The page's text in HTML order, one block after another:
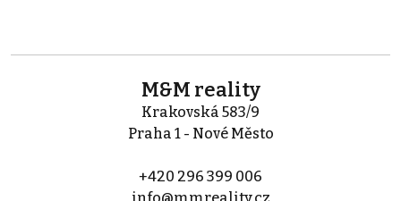
M&M reality
Krakovská 583/9
Praha 1 - Nové Město
+420 296 399 006